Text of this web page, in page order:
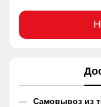
Самовывоз из